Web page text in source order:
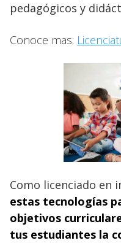
pedagógicos y
Conoce mas:
Como licenciado en
estas tecnologías
objetivos
tus estudiantes la